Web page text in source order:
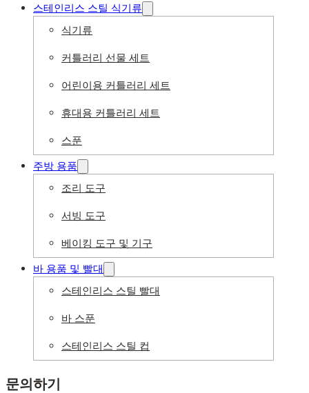
스테인리스 스틸 식기류
식기류
커틀러리 선물 세트
어린이용 커틀러리 세트
휴대용 커틀러리 세트
스푼
주방 용품
조리 도구
서빙 도구
베이킹 도구 및 기구
바 용품 및 빨대
스테인리스 스틸 빨대
바 스푼
스테인리스 스틸 컵
문의하기